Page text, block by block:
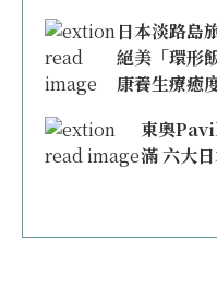
日本淡路島
絕美「環形
康養生療癒
東奧
滿 六大